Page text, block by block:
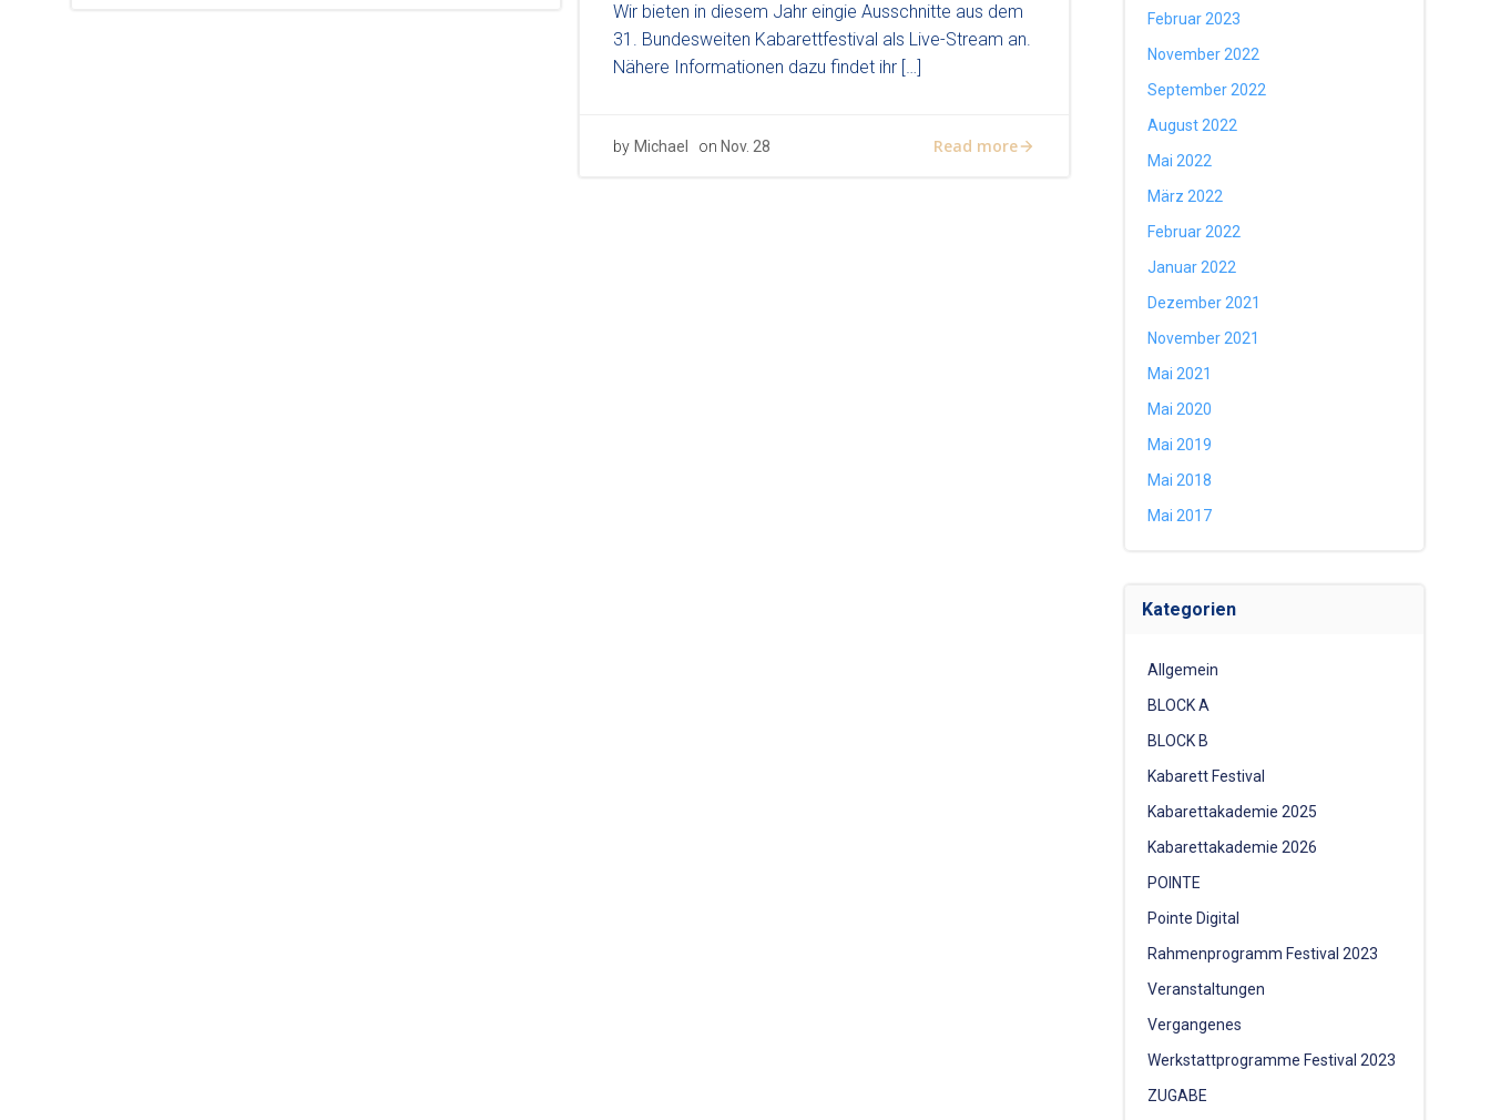
Wir bieten in diesem Jahr eingie Ausschnitte aus dem
31. Bundesweiten Kabarettfestival als Live-Stream an.
Nähere Informationen dazu findet ihr […]
by Michael on Nov. 28 Read more
Februar 2023
November 2022
September 2022
August 2022
Mai 2022
März 2022
Februar 2022
Januar 2022
Dezember 2021
November 2021
Mai 2021
Mai 2020
Mai 2019
Mai 2018
Mai 2017
Kategorien
Allgemein
BLOCK A
BLOCK B
Kabarett Festival
Kabarettakademie 2025
Kabarettakademie 2026
POINTE
Pointe Digital
Rahmenprogramm Festival 2023
Veranstaltungen
Vergangenes
Werkstattprogramme Festival 2023
ZUGABE